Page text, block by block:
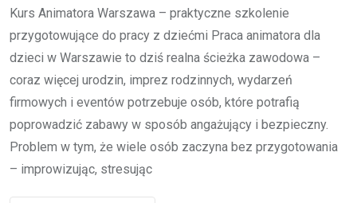
Kurs Animatora Warszawa – praktyczne szkolenie
przygotowujące do pracy z dziećmi Praca animatora dla
dzieci w Warszawie to dziś realna ścieżka zawodowa –
coraz więcej urodzin, imprez rodzinnych, wydarzeń
firmowych i eventów potrzebuje osób, które potrafią
poprowadzić zabawy w sposób angażujący i bezpieczny.
Problem w tym, że wiele osób zaczyna bez przygotowania
– improwizując, stresując